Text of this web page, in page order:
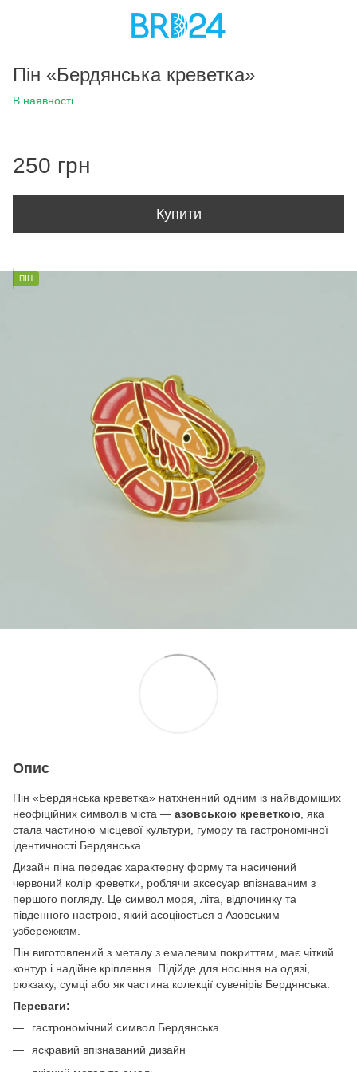
Пін «Бердянська креветка»
В наявності
250 грн
Купити
ПІН
Опис
Пін «Бердянська креветка» натхненний одним із найвідоміших
неофіційних символів міста — азовською креветкою , яка
стала частиною місцевої культури, гумору та гастрономічної
ідентичності Бердянська.
Дизайн піна передає характерну форму та насичений
червоний колір креветки, роблячи аксесуар впізнаваним з
першого погляду. Це символ моря, літа, відпочинку та
південного настрою, який асоціюється з Азовським
узбережжям.
Пін виготовлений з металу з емалевим покриттям, має чіткий
контур і надійне кріплення. Підійде для носіння на одязі,
рюкзаку, сумці або як частина колекції сувенірів Бердянська.
Переваги:
гастрономічний символ Бердянська
яскравий впізнаваний дизайн